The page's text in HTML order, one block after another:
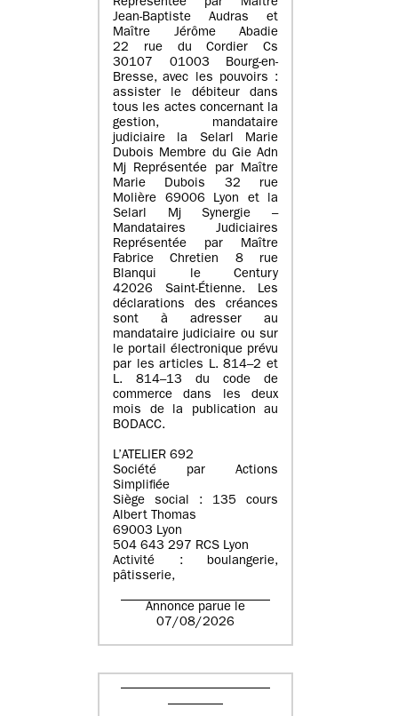
Représentée par Maître
Jean-Baptiste Audras et
Maître Jérôme Abadie
22 rue du Cordier Cs
30107 01003 Bourg-en-
Bresse, avec les pouvoirs :
assister le débiteur dans
tous les actes concernant la
gestion, mandataire
judiciaire la Selarl Marie
Dubois Membre du Gie Adn
Mj Représentée par Maître
Marie Dubois 32 rue
Molière 69006 Lyon et la
Selarl Mj Synergie –
Mandataires Judiciaires
Représentée par Maître
Fabrice Chretien 8 rue
Blanqui le Century
42026 Saint-Étienne. Les
déclarations des créances
sont à adresser au
mandataire judiciaire ou sur
le portail électronique prévu
par les articles L. 814–2 et
L. 814–13 du code de
commerce dans les deux
mois de la publication au
BODACC.
L’ATELIER 692
Société par Actions
Simplifiée
Siège social : 135 cours
Albert Thomas
69003 Lyon
504 643 297 RCS Lyon
Activité : boulangerie,
pâtisserie,
Annonce parue le
07/08/2026